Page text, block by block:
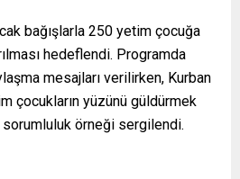
bağışlarla 250 yetim çocuğa
hedeflendi. Programda
mesajları verilirken, Kurban
çocukların yüzünü güldürmek
örneği sergilendi.